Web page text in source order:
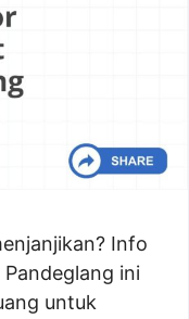
Info
ini
untuk